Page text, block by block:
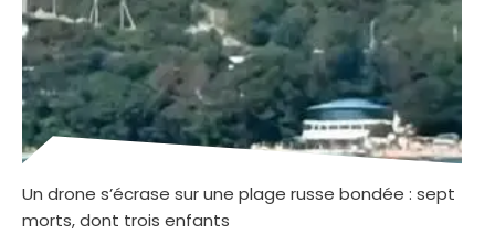
Un drone s’écrase sur une plage russe bondée : sept
morts, dont trois enfants